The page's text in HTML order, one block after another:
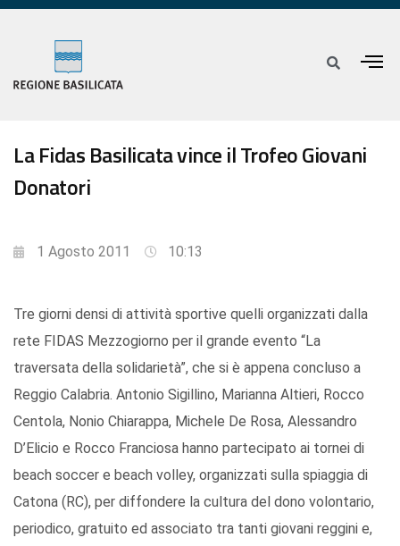
La Fidas Basilicata vince il Trofeo Giovani
Donatori
1 Agosto 2011 10:13
Tre giorni densi di attività sportive quelli organizzati dalla
rete FIDAS Mezzogiorno per il grande evento “La
traversata della solidarietà”, che si è appena concluso a
Reggio Calabria. Antonio Sigillino, Marianna Altieri, Rocco
Centola, Nonio Chiarappa, Michele De Rosa, Alessandro
D’Elicio e Rocco Franciosa hanno partecipato ai tornei di
beach soccer e beach volley, organizzati sulla spiaggia di
Catona (RC), per diffondere la cultura del dono volontario,
periodico, gratuito ed associato tra tanti giovani reggini e,